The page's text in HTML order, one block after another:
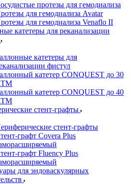
протезы для гемодиализа
для гемодиализа Avatar
для гемодиализа Venaflo II
катетеры для реканализации
катетеры для
фистул
катетер CONQUEST до 30
катетер CONQUEST до 40
стент-графты
стент-графты
графт Covera Plus
графт Fluency Plus
для эндоваскулярных